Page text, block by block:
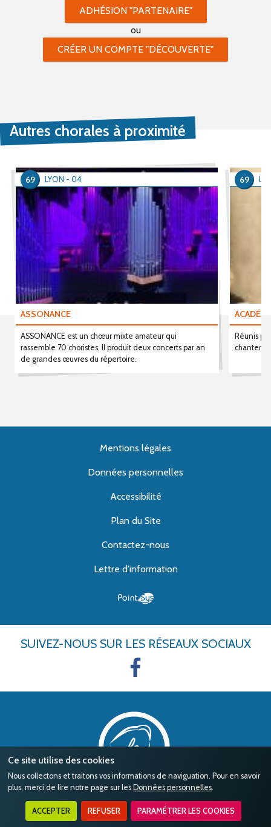
Ce site utilise des cookies
Nous collectons et traitons vos informations de naviguation. Pour en savoir
plus, merci de lire notre page sur les Données personnelles.
ACCEPTER REFUSER PARAMÉTRER LES COOKIES
ADHÉSION "PARTENAIRE"
ou
CRÉER UN COMPTE "DÉCOUVERTE"
Autres chorales à proximité
ASSONANCE
ASSONANCE est un chœur mixte amateur qui
rassemble 70 choristes, Il produit deux concerts par an
de grandes œuvres du répertoire.
LYON - 04
69
Réunis
chanter
69
Mentions légales
Données personnelles
Accessibilité
Plan du Site
Contactez-nous
Lettre d'information
SUIVEZ-NOUS SUR LES RÉSEAUX SOCIAUX